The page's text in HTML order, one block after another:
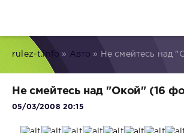
rulez-t.info » Авто » Не смейтесь над
Не смейтесь над "Окой" (16
05/03/2008 20:15